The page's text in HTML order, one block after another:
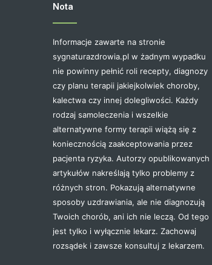
Nota
Informacje zawarte na stronie
sygnaturazdrowia.pl w żadnym wypadku
nie powinny pełnić roli recepty, diagnozy
czy planu terapii jakiejkolwiek choroby,
kalectwa czy innej dolegliwości. Każdy
rodzaj samoleczenia i wszelkie
alternatywne formy terapii wiążą się z
koniecznością zaakceptowania przez
pacjenta ryzyka. Autorzy opublikowanych
artykułów nakreślają tylko problemy z
różnych stron. Pokazują alternatywne
sposoby uzdrawiania, ale nie diagnozują
Twoich chorób, ani ich nie leczą. Od tego
jest tylko i wyłącznie lekarz. Zachowaj
rozsądek i zawsze konsultuj z lekarzem.